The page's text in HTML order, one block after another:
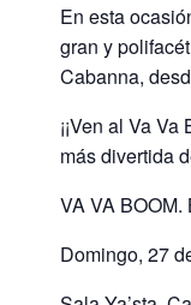
En esta
gran y
Cabanna,
¡¡Ven al Va
más divertida
VA VA BOOM.
Domingo, 27